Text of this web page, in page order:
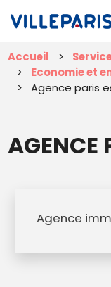
Accueil
Economie et
Agence paris
AGENCE
Agence